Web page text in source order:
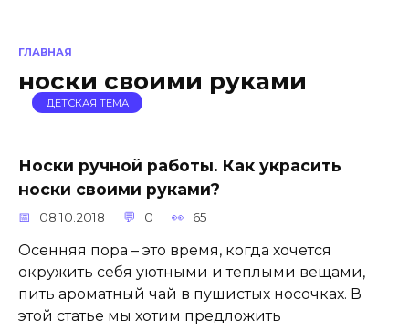
ГЛАВНАЯ
носки своими руками
ДЕТСКАЯ ТЕМА
Носки ручной работы. Как украсить
носки своими руками?
08.10.2018 0 65
Осенняя пора – это время, когда хочется
окружить себя уютными и теплыми вещами,
пить ароматный чай в пушистых носочках. В
этой статье мы хотим предложить